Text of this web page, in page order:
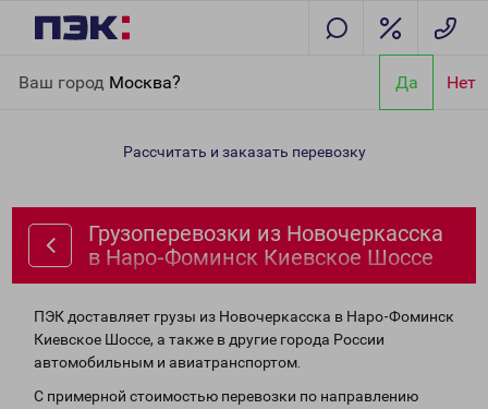
Ваш город Москва? Да Нет
Наро-Фоминск Киевское Шоссе
Рассчитать и заказать перевозку
Грузоперевозки из Новочеркасска
в Наро-Фоминск Киевское Шоссе
ПЭК доставляет грузы из Новочеркасска в Наро-Фоминск
Киевское Шоссе, а также в другие города России
автомобильным и авиатранспортом.
С примерной стоимостью перевозки по направлению